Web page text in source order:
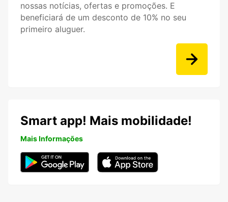
nossas notícias, ofertas e promoções. E
beneficiará de um desconto de 10% no seu
primeiro aluguer.
Smart app! Mais mobilidade!
Mais Informações